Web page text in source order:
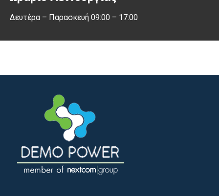
Δευτέρα – Παρασκευή 09:00 – 17:00